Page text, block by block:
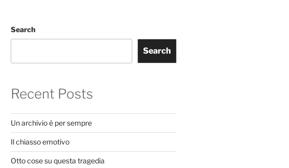
Search
Search
Recent Posts
Un archivio è per sempre
Il chiasso emotivo
Otto cose su questa tragedia